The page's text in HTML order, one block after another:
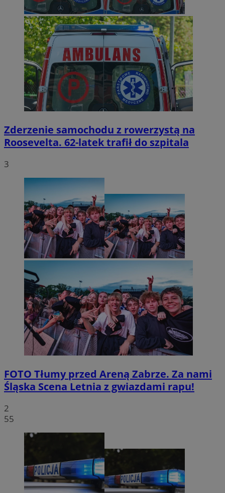
Zderzenie samochodu z rowerzystą na
Roosevelta. 62-latek trafił do szpitala
3
FOTO Tłumy przed Areną Zabrze. Za nami
Śląska Scena Letnia z gwiazdami rapu!
2
55